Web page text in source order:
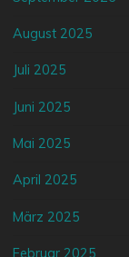
August 2025
Juli 2025
Juni 2025
Mai 2025
April 2025
März 2025
Februar 2025